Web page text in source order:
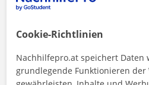
Preis pro Stunde
1. Lektion gratis
Cookie-Richtlinien
Nachhilfepro.at speichert Daten
grundlegende Funktionieren der